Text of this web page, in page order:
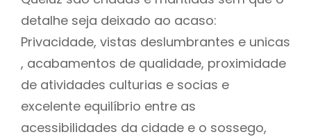
detalhe seja deixado ao acaso:
Privacidade, vistas deslumbrantes e unicas
, acabamentos de qualidade, proximidade
de atividades culturias e socias e
excelente equilíbrio entre as
acessibilidades da cidade e o sossego,